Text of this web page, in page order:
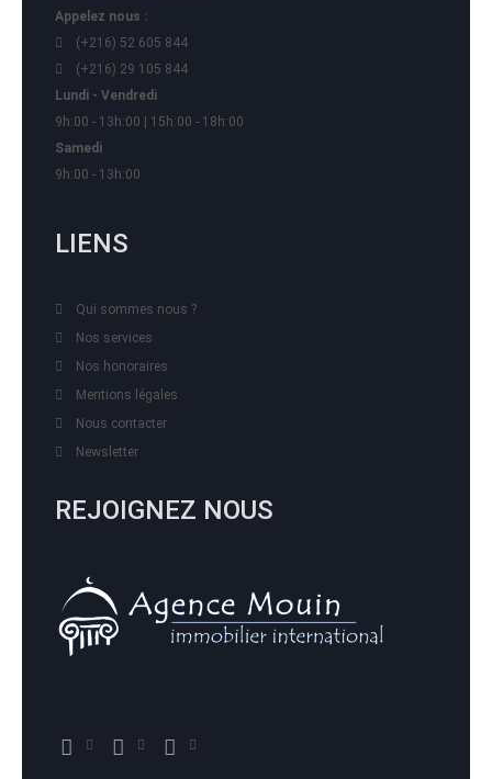
Appelez nous :
(+216) 52 605 844
(+216) 29 105 844
Lundi - Vendredi
9h:00 - 13h:00 | 15h:00 - 18h:00
Samedi
9h:00 - 13h:00
LIENS
Qui sommes nous ?
Nos services
Nos honoraires
Mentions légales
Nous contacter
Newsletter
REJOIGNEZ NOUS